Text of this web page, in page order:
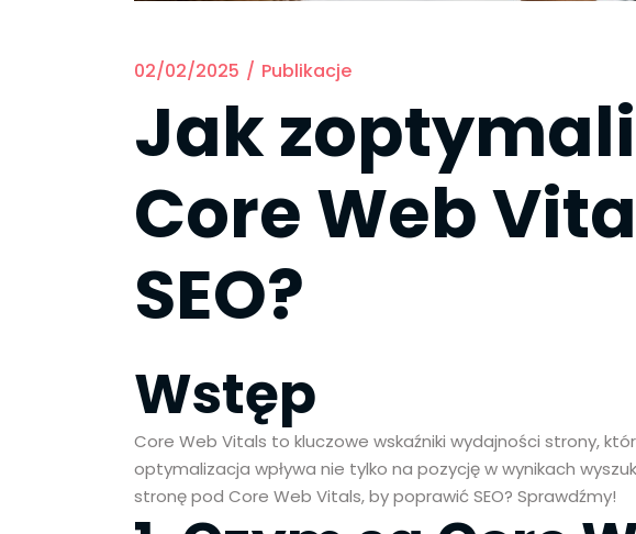
02/02/2025 Publikacje
Jak
Core Web
SEO?
Wstęp
Core Web Vitals to kluczowe wskaźniki wydajności strony,
optymalizacja wpływa nie tylko na pozycję w wynikach
stronę pod Core Web Vitals, by poprawić SEO? Sprawdźmy!